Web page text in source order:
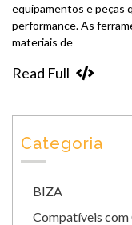
equipamentos e peças
performance. As
materiais de
Read Full
Categoria
BIZA
Compatíveis com